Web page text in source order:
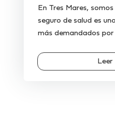
En Tres Mares,
seguro de salud es
más demandados por
Leer